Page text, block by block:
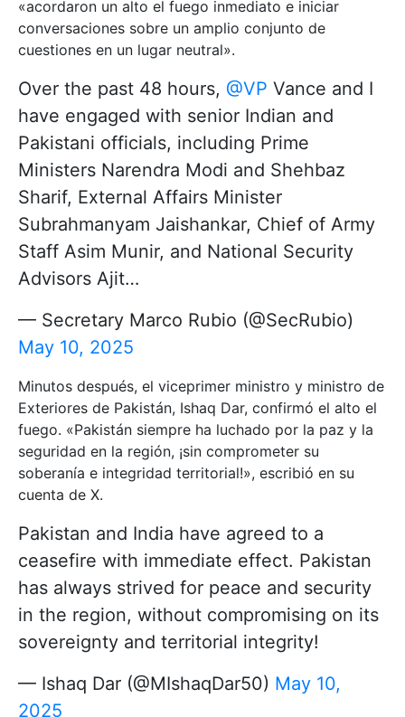
«acordaron un alto el fuego inmediato e iniciar
conversaciones sobre un amplio conjunto de
cuestiones en un lugar neutral».
Over the past 48 hours, @VP Vance and I
have engaged with senior Indian and
Pakistani officials, including Prime
Ministers Narendra Modi and Shehbaz
Sharif, External Affairs Minister
Subrahmanyam Jaishankar, Chief of Army
Staff Asim Munir, and National Security
Advisors Ajit…
— Secretary Marco Rubio (@SecRubio)
May 10, 2025
Minutos después, el viceprimer ministro y ministro de
Exteriores de Pakistán, Ishaq Dar, confirmó el alto el
fuego. «Pakistán siempre ha luchado por la paz y la
seguridad en la región, ¡sin comprometer su
soberanía e integridad territorial!», escribió en su
cuenta de X.
Pakistan and India have agreed to a
ceasefire with immediate effect. Pakistan
has always strived for peace and security
in the region, without compromising on its
sovereignty and territorial integrity!
— Ishaq Dar (@MIshaqDar50) May 10,
2025